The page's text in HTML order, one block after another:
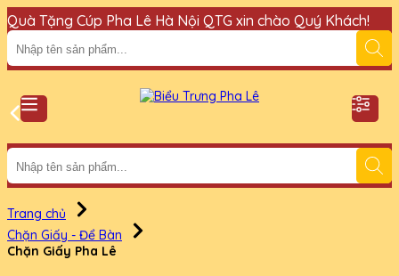
Quà Tặng Cúp Pha Lê Hà Nội QTG xin chào Quý Khách!
Trang chủ
Chặn Giấy - Để Bàn
Chặn Giấy Pha Lê